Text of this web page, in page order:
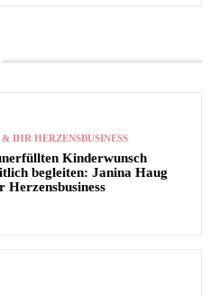
IHR HERZENSBUSINESS
Kinderwunsch
begleiten: Janina Haug
Herzensbusiness